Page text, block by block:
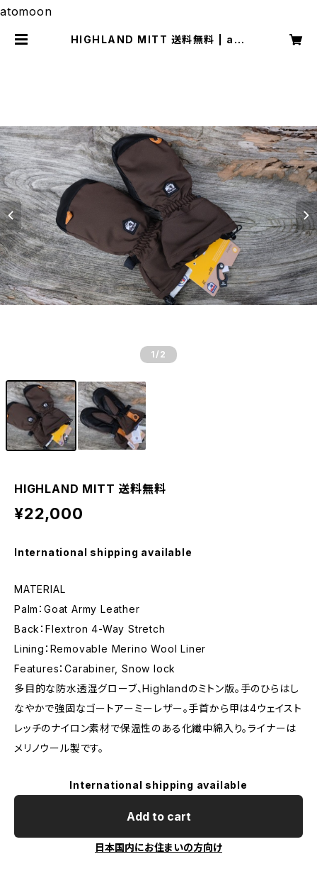
atomoon
HIGHLAND MITT 送料無料 | ato
1 /2
HIGHLAND MITT 送料無料
¥22,000
International shipping available
MATERIAL
Palm：Goat Army Leather
Back：Flextron 4-Way Stretch
Lining：Removable Merino Wool Liner
Features：Carabiner, Snow lock
多目的な防水透湿グローブ、Highlandのミトン版。手のひらはし
なやかで強固なゴートアーミーレザー。手首から甲は4ウェイスト
レッチのナイロン素材で保温性のある化繊中綿入り。ライナーは
メリノウール製です。
International shipping available
Add to cart
日本国内にお住まいの方向け